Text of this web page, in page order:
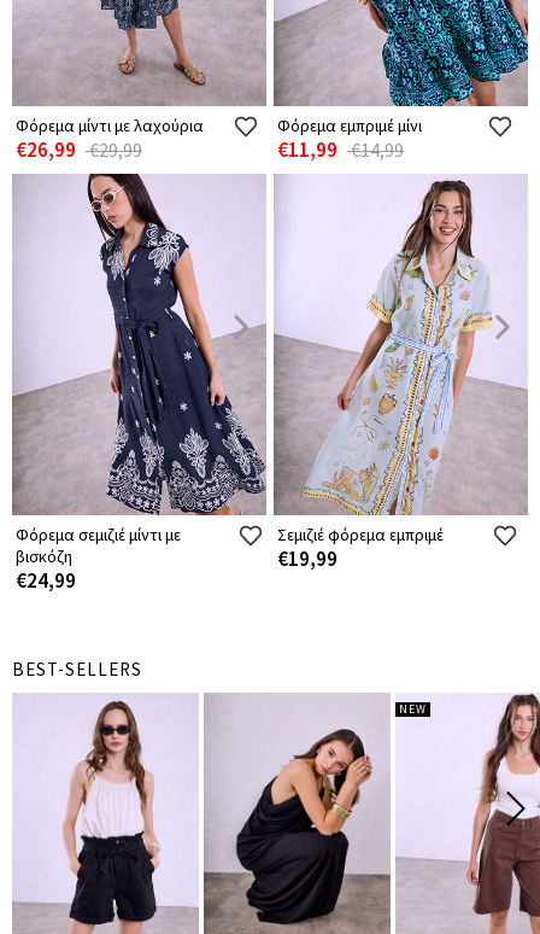
Φόρεμα μίντι με λαχούρια
€26,99 €29,99
Φόρεμα εμπριμέ μίνι
€11,99 €14,99
Φόρεμα σεμιζιέ μίντι με
βισκόζη
€24,99
Σεμιζιέ φόρεμα εμπριμέ
€19,99
BEST-SELLERS
NEW